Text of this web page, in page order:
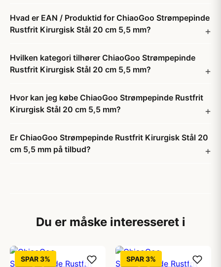
Hvad er EAN / Produktid for ChiaoGoo Strømpepinde
Rustfrit Kirurgisk Stål 20 cm 5,5 mm?
Hvilken kategori tilhører ChiaoGoo Strømpepinde
Rustfrit Kirurgisk Stål 20 cm 5,5 mm?
Hvor kan jeg købe ChiaoGoo Strømpepinde Rustfrit
Kirurgisk Stål 20 cm 5,5 mm?
Er ChiaoGoo Strømpepinde Rustfrit Kirurgisk Stål 20
cm 5,5 mm på tilbud?
Du er måske interesseret i
SPAR 3% SPAR 3%